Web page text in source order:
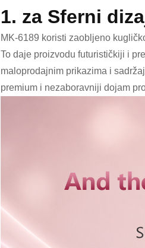
1. za Sferni
MK-6189 koristi zaobljeno
To daje proizvodu futurističkiji i
maloprodajnim prikazima i
premium i nezaboravniji dojam